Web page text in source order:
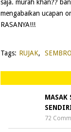
saja. murah khan??
mengabaikan ucapan
RASANYA!!!
Tags: RUJAK, SEMBRO
MASAK
72